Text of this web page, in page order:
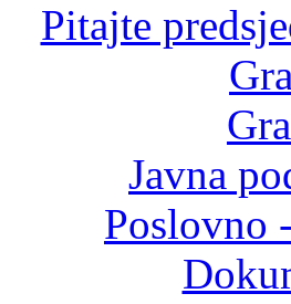
Pitajte
Javna
Poslovno